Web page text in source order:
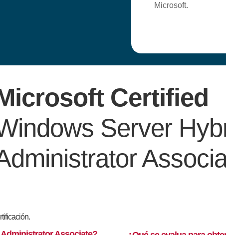
Microsoft.
Certified
Server